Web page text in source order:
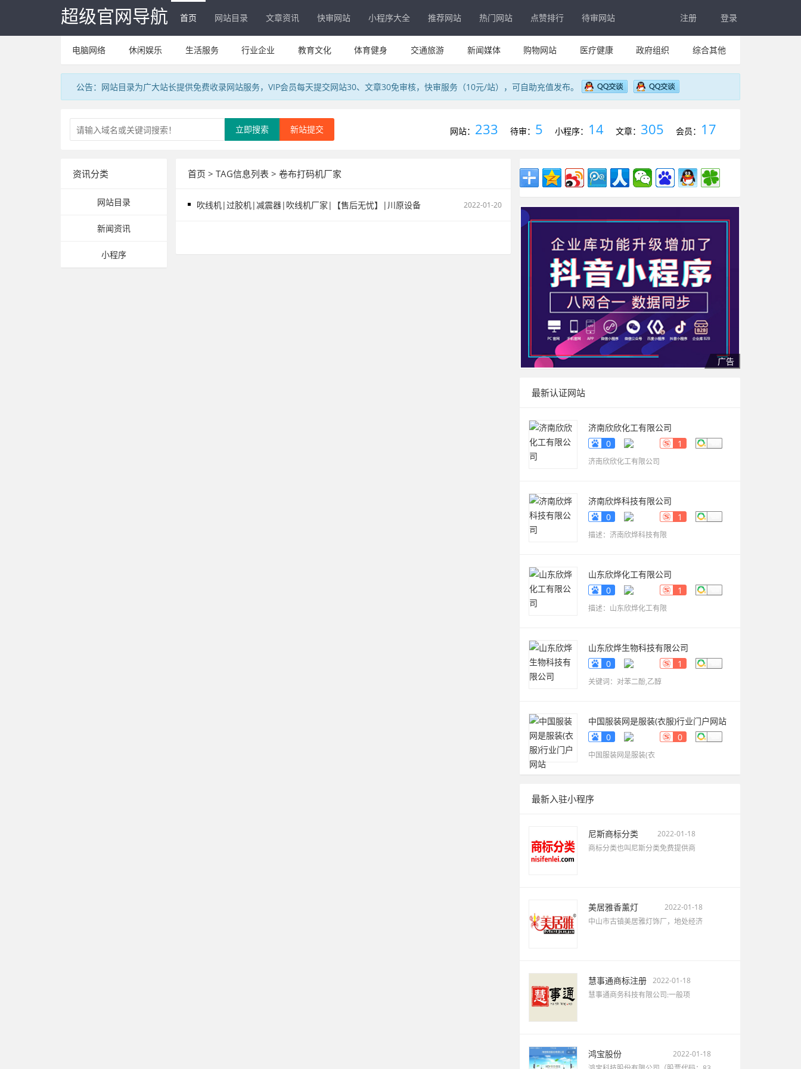
超级官网导航 首页 网站目录 文章资讯 快审网站 小程序大全 推荐网站 热门网站 点赞排行 待审网站 注册 登录
电脑网络 休闲娱乐 生活服务 行业企业 教育文化 体育健身 交通旅游 新闻媒体 购物网站 医疗健康 政府组织 综合其他
公告：网站目录为广大站长提供免费收录网站服务，VIP会员每天提交网站30、文章30免审核，快审服务（10元/站），可自助充值发布。
新站提交
立即搜索 网站： 233 待审： 5 小程序： 14 文章： 305 会员： 17
资讯分类
网站目录
新闻资讯
小程序
首页 > TAG信息列表 > 卷布打码机厂家
吹线机|过胶机|减震器|吹线机厂家|【售后无忧】|川原设备 2022-01-20
最新认证网站
济南欣欣化工有限公司
www.sdyueqian.cn
0 1
济南欣欣化工有限公司
济南欣烨科技有限公司
www.sdkaikai.cn
0 1
描述：济南欣烨科技有限
山东欣烨化工有限公司
www.sdxinyechem.cn
0 1
描述：山东欣烨化工有限
山东欣烨生物科技有限公司
www.sdxinyekeji.cn
0 1
关键词：对苯二酚,乙醇
中国服装网是服装(衣服)行业门户网站
fuzhuang.qiyeku.cn
0 0
中国服装网是服装(衣
最新入驻小程序
尼斯商标分类
2022-01-18
商标分类也叫尼斯分类免费提供商
美居雅香薰灯
2022-01-18
中山市古镇美居雅灯饰厂，地处经济
慧事通商标注册 2022-01-18
慧事通商务科技有限公司:一般项
鸿宝股份
2022-01-18